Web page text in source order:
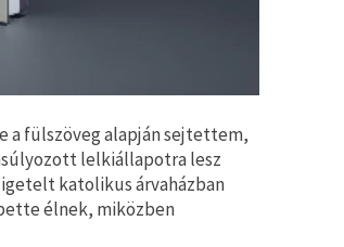
a fülszöveg alapján sejtettem,
lelkiállapotra lesz
katolikus árvaházban
élnek, miközben